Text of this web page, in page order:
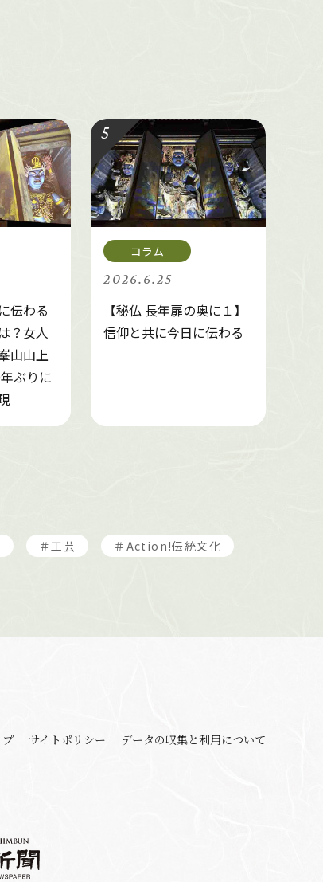
伝わる
？女人
山山上
ぶりに
2026.6.25
【秘仏 長年扉の奥に１】
信仰と共に今日に伝わる
＃工芸 ＃Action!伝統文化
プ サイトポリシー データの収集と利用について